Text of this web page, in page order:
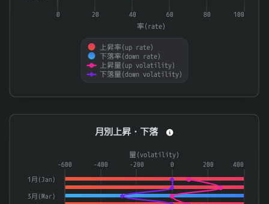
Ｍ＆Ａ総研ホールディングス
グローバルＸ クリーンテック－日本株式 ＥＴＦ
0.81
ＮＥＸＴ ＦＵＮＤＳ 日経半導体株指数連動型上場投信
0.809
率(rate)
上昇率(up rate)
下落率(down rate)
上昇量(up volatility)
下落量(down volatility)
0 20 40 60 80 100
End of interactive chart.
Combination chart with 4 data series.
The chart has 1 X axis displaying categories.
The chart has 2 Y axes displaying 率(rate) and 量
量(volatility)
1月(Jan)
3月(Mar)
0
-600 -400 -200 200 400
月別上昇・下落